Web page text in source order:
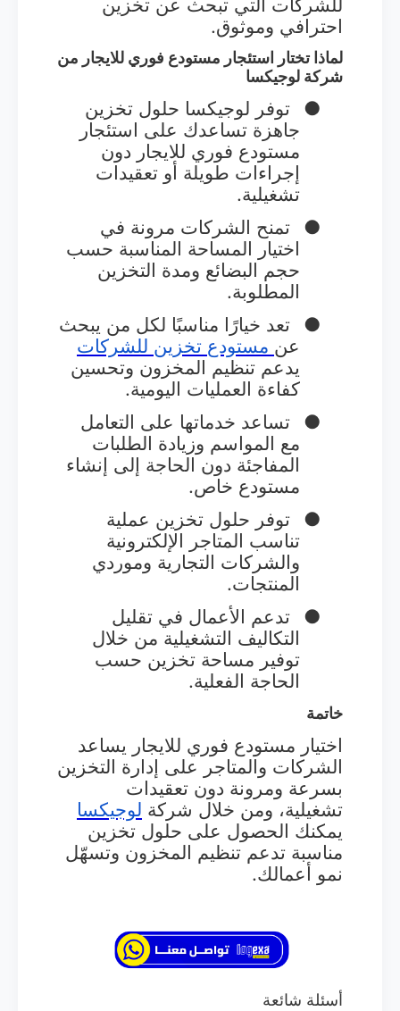
احترافي وموثوق.
لماذا تختار استئجار مستودع فوري للايجار من
شركة لوجيكسا
●
توفر لوجيكسا حلول تخزين
جاهزة تساعدك على استئجار
مستودع فوري للايجار دون
إجراءات طويلة أو تعقيدات
تشغيلية.
●
تمنح الشركات مرونة في
اختيار المساحة المناسبة حسب
حجم البضائع ومدة التخزين
المطلوبة.
●
تعد خيارًا مناسبًا لكل من يبحث
عن مستودع تخزين للشركات
يدعم تنظيم المخزون وتحسين
كفاءة العمليات اليومية.
●
تساعد خدماتها على التعامل
مع المواسم وزيادة الطلبات
المفاجئة دون الحاجة إلى إنشاء
مستودع خاص.
●
توفر حلول تخزين عملية
تناسب المتاجر الإلكترونية
والشركات التجارية وموردي
المنتجات.
●
تدعم الأعمال في تقليل
التكاليف التشغيلية من خلال
توفير مساحة تخزين حسب
الحاجة الفعلية.
خاتمة
اختيار مستودع فوري للايجار يساعد
الشركات والمتاجر على إدارة التخزين
بسرعة ومرونة دون تعقيدات
تشغيلية، ومن خلال شركة لوجيكسا
يمكنك الحصول على حلول تخزين
مناسبة تدعم تنظيم المخزون وتسهّل
نمو أعمالك.
أسئلة شائعة